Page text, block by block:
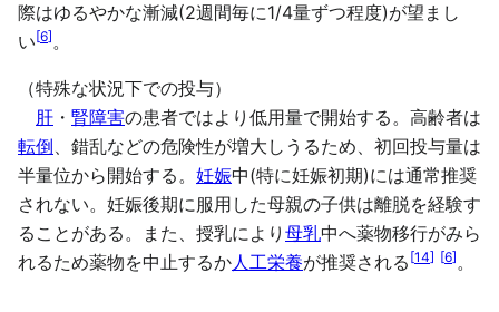
際はゆるやかな漸減(2週間毎に1/4量ずつ程度)が望まし
い[6]。
（特殊な状況下での投与）
肝 ・ 腎障害の患者ではより低用量で開始する。高齢者は
転倒、錯乱などの危険性が増大しうるため、初回投与量は
半量位から開始する。 妊娠中(特に妊娠初期)には通常推奨
されない。妊娠後期に服用した母親の子供は離脱を経験す
ることがある。また、授乳により 母乳中へ薬物移行がみら
れるため薬物を中止するか人工栄養が推奨される [14] [6]。